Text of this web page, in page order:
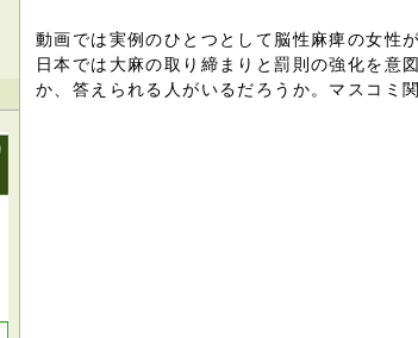
動画では実例のひとつとして脳性麻痺の女性
日本では大麻の取り締まりと罰則の強化を意
か、答えられる人がいるだろうか。マスコミ